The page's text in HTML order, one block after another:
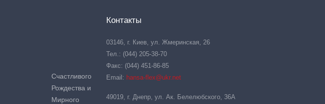
Счастливого
Рождества и
Мирного
Контакты
03146, г. Киев, ул. Жмеринская, 26
Тел.: (044) 205-38-70
Факс: (044) 451-86-85
Email: hansa-flex@ukr.net
49019, г. Днепр, ул. Ак. Белелюбского, 36А